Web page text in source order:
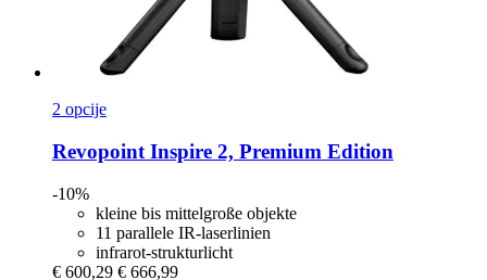
2 opcije
Revopoint Inspire 2, Premium Edition
-10%
kleine bis mittelgroße objekte
11 parallele IR-laserlinien
infrarot-strukturlicht
€ 600,29 € 666,99